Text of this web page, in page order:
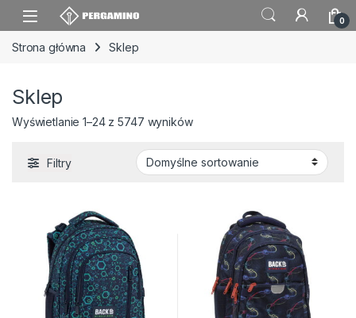
Skip to navigation
Skip to content
0
Strona główna Sklep
Sklep
Wyświetlanie 1–24 z 5747 wyników
Filtry